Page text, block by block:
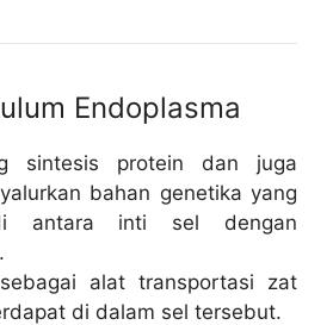
Endoplasma
sintesis protein dan juga
bahan genetika yang
antara inti sel dengan
alat transportasi zat
di dalam sel tersebut.